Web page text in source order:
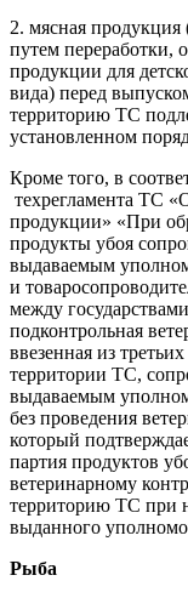
2. мясная
путем переработки,
продукции для
вида) перед
территорию ТС
установленном
Кроме того, в
техрегламента ТС
продукции» «При
продукты убоя
выдаваемым
и
между
подконтрольная
ввезенная из
территории ТС,
выдаваемым
без проведения
который
партия продуктов
ветеринарному
территорию ТС при
выданного
Рыба